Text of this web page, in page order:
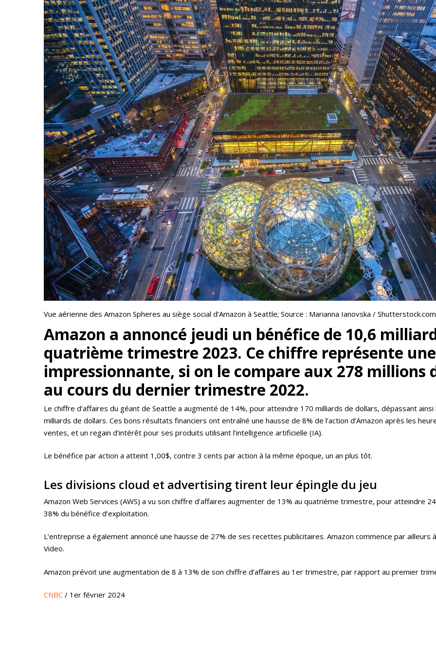
Hit enter to search or ESC to close
Vue aérienne des Amazon Spheres au siège social d’Amazon à Seattle; Source : Marianna Ianovska / Shutterstock.com
Amazon a annoncé jeudi un bénéfice de 10,6
quatrième trimestre 2023. Ce chiffre représente
impressionnante, si on le compare aux 278 millions
au cours du dernier trimestre 2022.
Le chiffre d’affaires du géant de Seattle a augmenté de 14%, pour atteindre 170 milliards de dollars, dépassant
milliards de dollars. Ces bons résultats financiers ont entraîné une hausse de 8% de l’action d’Amazon après les
ventes, et un regain d’intérêt pour ses produits utilisant l’intelligence artificielle (IA).
Le bénéfice par action a atteint 1,00$, contre 3 cents par action à la même époque, un an plus tôt.
Les divisions cloud et advertising tirent leur épingle du jeu
Amazon Web Services (AWS) a vu son chiffre d’affaires augmenter de 13% au quatrième trimestre, pour atteindre
38% du bénéfice d’exploitation.
L’entreprise a également annoncé une hausse de 27% de ses recettes publicitaires. Amazon commence par
Video.
Amazon prévoit une augmentation de 8 à 13% de son chiffre d’affaires au 1er trimestre, par rapport au premier
CNBC / 1er février 2024